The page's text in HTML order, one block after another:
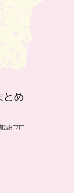
とめ
施設ブロ